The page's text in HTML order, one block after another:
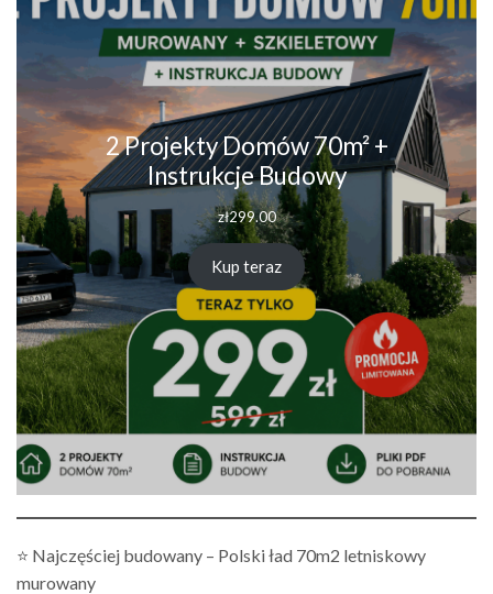
2 Projekty Domów 70m² +
Instrukcje Budowy
zł299.00
Kup teraz
⭐ Najczęściej budowany – Polski ład 70m2 letniskowy
murowany